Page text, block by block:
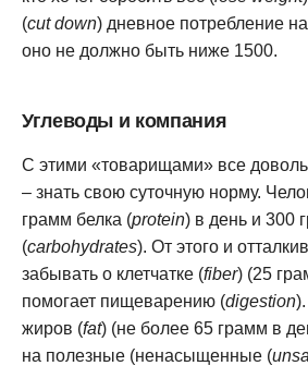
(cut down) дневное потребление
оно не должно быть ниже 1500.
Углеводы и компания
С этими «товарищами» все
– знать свою суточную норму.
грамм белка (protein) в день и 300
(carbohydrates). От этого и
забывать o клетчатке (fiber) (25
помогает пищеварению (digestion
жиров (fat) (не более 65 грамм в
на полезные (ненасыщенные (